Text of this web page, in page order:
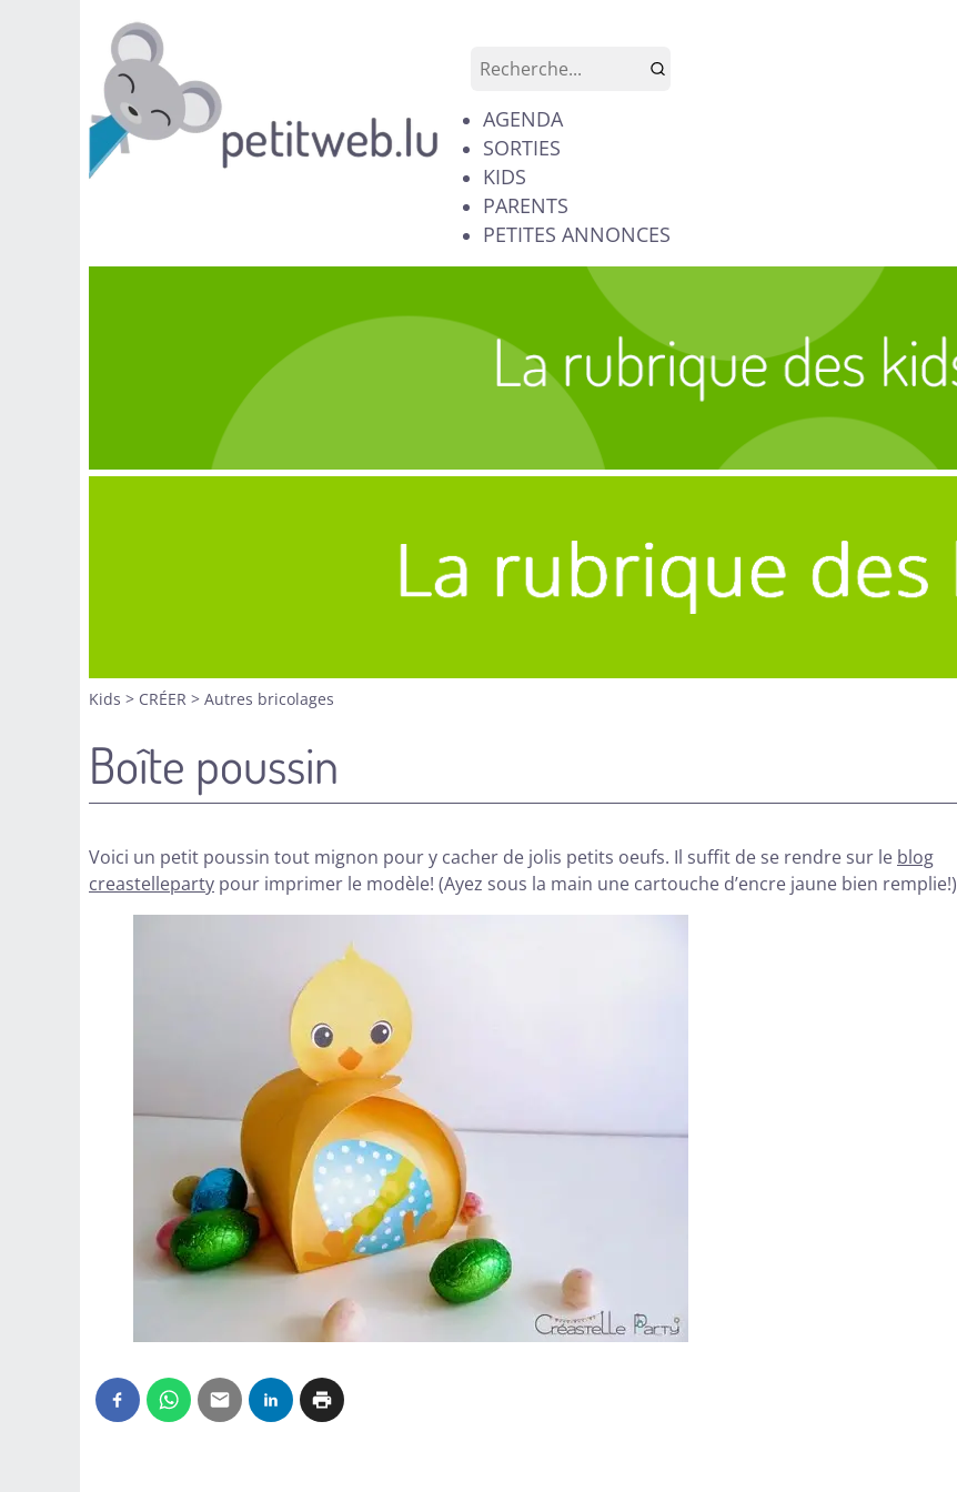
AGENDA
SORTIES
KIDS
PARENTS
PETITES ANNONCES
Kids > CRÉER > Autres bricolages
Boîte poussin
Voici un petit poussin tout mignon pour y cacher de jolis petits oeufs. Il suffit de se rendre sur le blog
creastelleparty pour imprimer le modèle! (Ayez sous la main une cartouche d’encre jaune bien remplie!)